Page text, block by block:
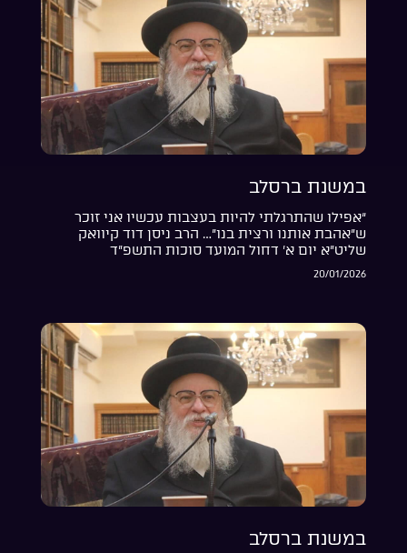
במשנת ברסלב
“אפילו שהתרגלתי להיות בעצבות עכשיו אני זוכר
ש”אהבת אותנו ורצית בנו”… הרב ניסן דוד קיוואק
שליט”א יום א’ דחול המועד סוכות התשפ”ד
20/01/2026
במשנת ברסלב